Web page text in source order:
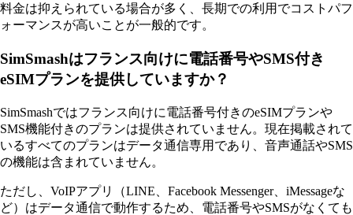
料金は抑えられている場合が多く、長期での利用でコストパフ
ォーマンスが高いことが一般的です。
SimSmashはフランス向けに電話番号やSMS付き
eSIMプランを提供していますか？
SimSmashではフランス向けに電話番号付きのeSIMプランや
SMS機能付きのプランは提供されていません。現在掲載されて
いるすべてのプランはデータ通信専用であり、音声通話やSMS
の機能は含まれていません。
ただし、VoIPアプリ（LINE、Facebook Messenger、iMessageな
ど）はデータ通信で動作するため、電話番号やSMSがなくても